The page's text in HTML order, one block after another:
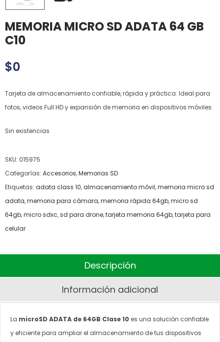
MEMORIA MICRO SD ADATA 64 GB
C10
$0
Tarjeta de almacenamiento confiable, rápida y práctica. Ideal para
fotos, videos Full HD y expansión de memoria en dispositivos móviles.
Sin existencias
SKU: 015975
Categorías: Accesorios,Memorias SD
Etiquetas: adata class 10,almacenamiento móvil,memoria micro sd
adata,memoria para cámara,memoria rápida 64gb,micro sd
64gb,micro sdxc,sd para drone,tarjeta memoria 64gb,tarjeta para
celular
Descripción
Información adicional
La microSD ADATA de 64GB Clase 10 es una solución confiable
y eficiente para ampliar el almacenamiento de tus dispositivos